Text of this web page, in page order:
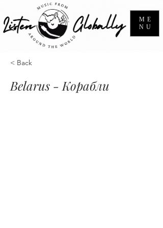
ME
NU
< Back
Belarus - Корабли